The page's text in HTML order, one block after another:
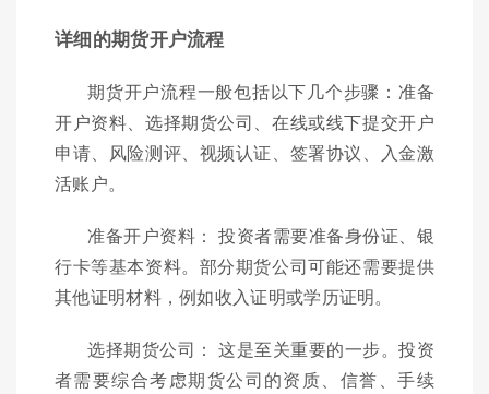
详细的期货开户流程
期货开户流程一般包括以下几个步骤：准备
开户资料、选择期货公司、在线或线下提交开户
申请、风险测评、视频认证、签署协议、入金激
活账户。
准备开户资料： 投资者需要准备身份证、银
行卡等基本资料。部分期货公司可能还需要提供
其他证明材料，例如收入证明或学历证明。
选择期货公司： 这是至关重要的一步。投资
者需要综合考虑期货公司的资质、信誉、手续